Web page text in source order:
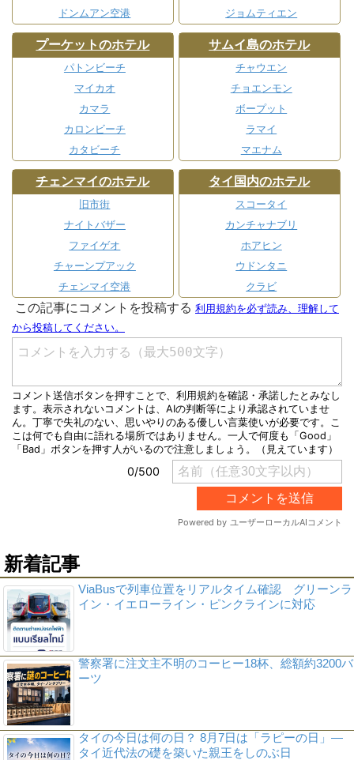
ドンムアン空港
ジョムティエン
プーケットのホテル
パトンビーチ
マイカオ
カマラ
カロンビーチ
カタビーチ
サムイ島のホテル
チャウエン
チョエンモン
ボープット
ラマイ
マエナム
チェンマイのホテル
旧市街
ナイトバザー
ファイゲオ
チャーンプアック
チェンマイ空港
タイ国内のホテル
スコータイ
カンチャナブリ
ホアヒン
ウドンタニ
クラビ
新着記事
ViaBusで列車位置をリアルタイム確認 グリーンラ
イン・イエローライン・ピンクラインに対応
警察署に注文主不明のコーヒー18杯、総額約3200バ
ーツ
タイの今日は何の日？ 8月7日は「ラピーの日」―
タイ近代法の礎を築いた親王をしのぶ日